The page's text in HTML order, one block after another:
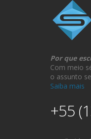
Por que
Com meio
o assunto
Saiba mais
+55